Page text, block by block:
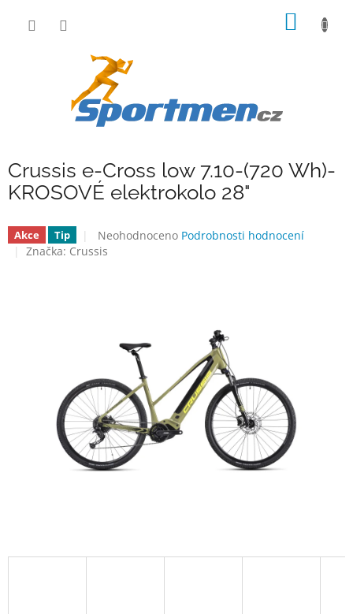
Crussis e-Cross low 7.10-(720 Wh)-
KROSOVÉ elektrokolo 28"
Akce Tip
Průměrné
hodnocení
hvězdiček.
Neohodnoceno Podrobnosti hodnocení
Značka: Crussis